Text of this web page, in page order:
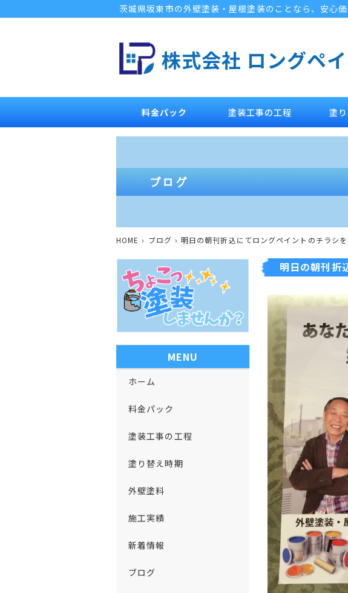
茨城県坂東市の外壁塗装・屋根塗装のことなら、安心
株式会社 ロングペ
料金パック 塗装工事の工程 塗
HOME ブログ 明日の朝刊折込にてロングペイントのチラシを
明日の朝刊折
MENU
ホーム
料金パック
塗装工事の工程
塗り替え時期
外壁塗料
施工実績
新着情報
ブログ